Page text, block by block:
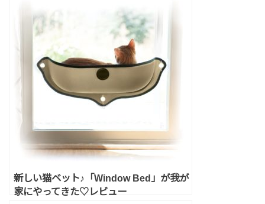
新しい猫ベット♪「Window Bed」が我が
家にやってきた♡レビュー